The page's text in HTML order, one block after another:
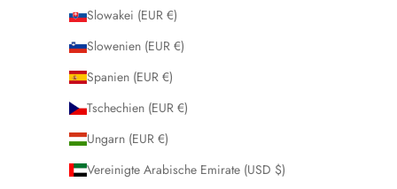
Slowakei (EUR €)
Slowenien (EUR €)
Spanien (EUR €)
Tschechien (EUR €)
Ungarn (EUR €)
Vereinigte Arabische Emirate (USD $)